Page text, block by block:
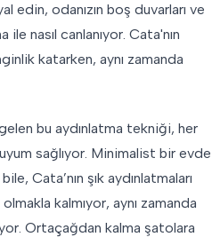
odanızın boş duvarları ve
ile nasıl canlanıyor. Cata'nın
katarken, aynı zamanda
bu aydınlatma tekniği, her
sağlıyor. Minimalist bir evde
Cata’nın şık aydınlatmaları
kalmıyor, aynı zamanda
Ortaçağdan kalma şatolara